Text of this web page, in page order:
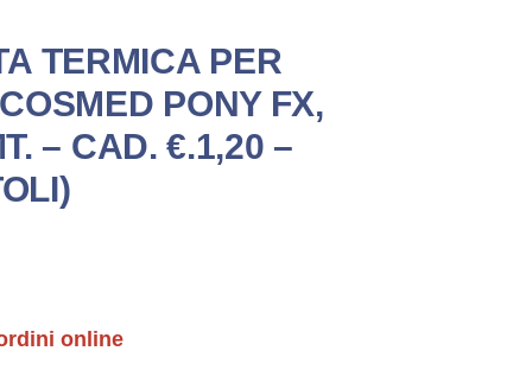
TERMICA PER
PONY FX,
– CAD. €.1,20 –
online